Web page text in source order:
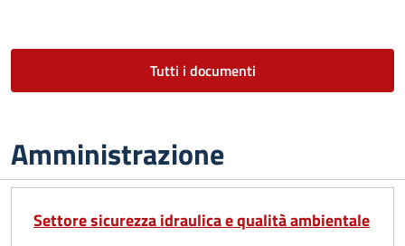
Tutti i documenti
Amministrazione
Settore sicurezza idraulica e qualità ambientale